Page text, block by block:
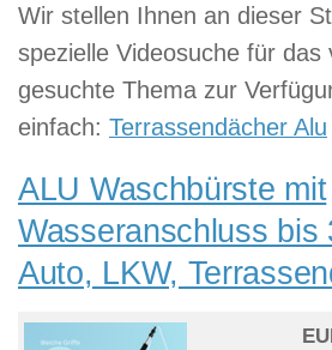
Wir stellen Ihnen an dieser
spezielle Videosuche für das
gesuchte Thema zur
einfach: Terrassendächer Alu
ALU Waschbürste mit
Wasseranschluss bis
Auto, LKW,